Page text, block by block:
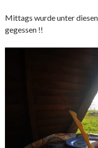
Mittags wurde unter
gegessen !!